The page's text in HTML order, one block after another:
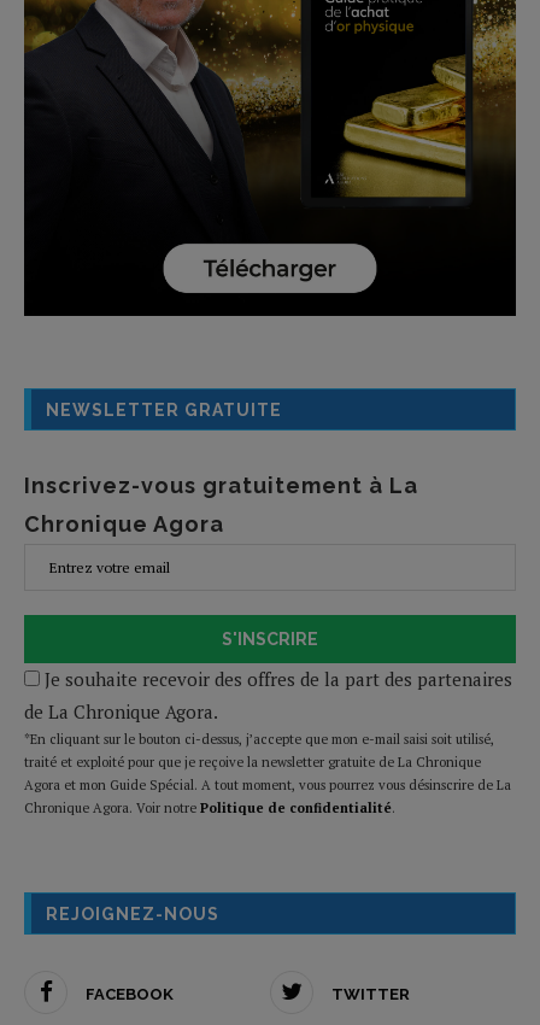
NEWSLETTER GRATUITE
Inscrivez-vous gratuitement à La
Chronique Agora
S'INSCRIRE
Je souhaite recevoir des offres de la part des partenaires
de La Chronique Agora.
*En cliquant sur le bouton ci-dessus, j’accepte que mon e-mail saisi soit utilisé,
traité et exploité pour que je reçoive la newsletter gratuite de La Chronique
Agora et mon Guide Spécial. A tout moment, vous pourrez vous désinscrire de La
Chronique Agora. Voir notre Politique de confidentialité.
REJOIGNEZ-NOUS
FACEBOOK TWITTER